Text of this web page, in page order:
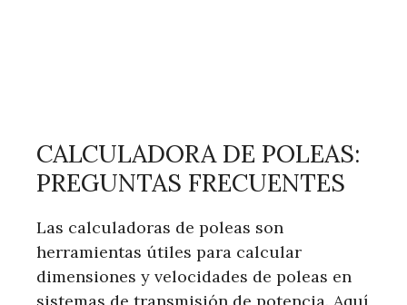
CALCULADORA DE POLEAS:
PREGUNTAS FRECUENTES
Las calculadoras de poleas son
herramientas útiles para calcular
dimensiones y velocidades de poleas en